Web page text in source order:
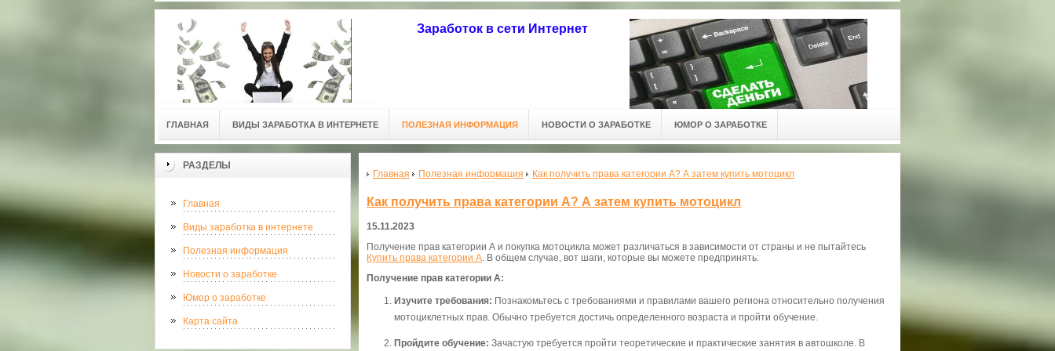
Заработок в сети Интернет
ГЛАВНАЯ ВИДЫ ЗАРАБОТКА В ИНТЕРНЕТЕ ПОЛЕЗНАЯ ИНФОРМАЦИЯ НОВОСТИ О ЗАРАБОТКЕ ЮМОР О ЗАРАБОТКЕ
РАЗДЕЛЫ
Главная
Виды заработка в интернете
Полезная информация
Новости о заработке
Юмор о заработке
Карта сайта
Главная Полезная информация Как получить права категории А? А затем купить мотоцикл
Как получить права категории А? А затем купить мотоцикл
15.11.2023
Получение прав категории А и покупка мотоцикла может различаться в зависимости от страны и не пытайтесь
Купить права категории А. В общем случае, вот шаги, которые вы можете предпринять:
Получение прав категории А:
Изучите требования: Познакомьтесь с требованиями и правилами вашего региона относительно получения
мотоциклетных прав. Обычно требуется достичь определенного возраста и пройти обучение.
Пройдите обучение: Зачастую требуется пройти теоретические и практические занятия в автошколе. В